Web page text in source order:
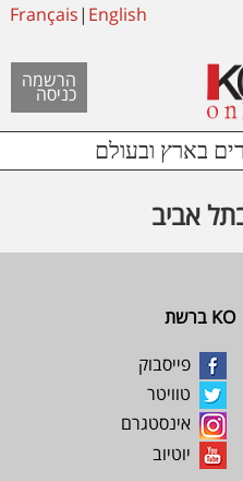
בארץ ובעולם
הרשמה
כניסה
Français| English
אביב
KO ברשת
פייסבוק
טוויטר
אינסטגרם
יוטיוב